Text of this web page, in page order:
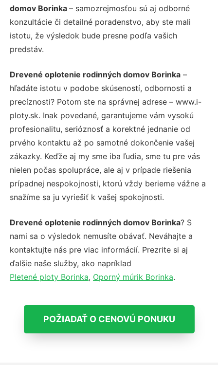
domov Borinka – samozrejmosťou sú aj odborné
konzultácie či detailné poradenstvo, aby ste mali
istotu, že výsledok bude presne podľa vašich
predstáv.
Drevené oplotenie rodinných domov Borinka –
hľadáte istotu v podobe skúseností, odbornosti a
precíznosti? Potom ste na správnej adrese – www.i-
ploty.sk. Inak povedané, garantujeme vám vysokú
profesionalitu, serióznosť a korektné jednanie od
prvého kontaktu až po samotné dokončenie vašej
zákazky. Keďže aj my sme iba ľudia, sme tu pre vás
nielen počas spolupráce, ale aj v prípade riešenia
prípadnej nespokojnosti, ktorú vždy berieme vážne a
snažíme sa ju vyriešiť k vašej spokojnosti.
Drevené oplotenie rodinných domov Borinka? S
nami sa o výsledok nemusíte obávať. Neváhajte a
kontaktujte nás pre viac informácií. Prezrite si aj
ďalšie naše služby, ako napríklad
Pletené ploty Borinka, Oporný múrik Borinka.
POŽIADAŤ O CENOVÚ PONUKU